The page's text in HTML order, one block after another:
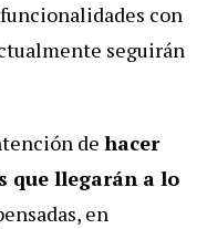
con
seguirán
de hacer
que llegarán a lo
en